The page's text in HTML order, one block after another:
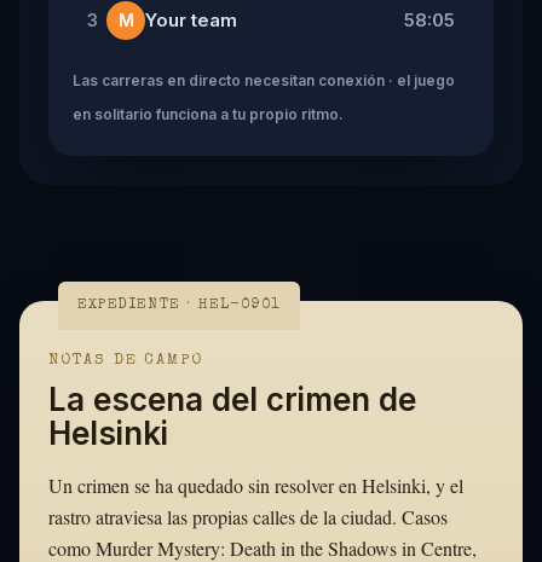
3 M Your team 58:05
Las carreras en directo necesitan conexión · el juego
en solitario funciona a tu propio ritmo.
EXPEDIENTE · HEL-0901
NOTAS DE CAMPO
La escena del crimen de
Helsinki
Un crimen se ha quedado sin resolver en Helsinki, y el
rastro atraviesa las propias calles de la ciudad. Casos
como Murder Mystery: Death in the Shadows in Centre,